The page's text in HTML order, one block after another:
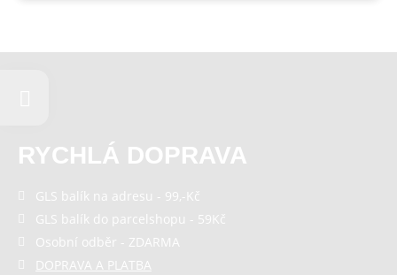
RYCHLÁ DOPRAVA
GLS balík na adresu - 99,-Kč
GLS balík do parcelshopu - 59Kč
Osobní odběr - ZDARMA
DOPRAVA A PLATBA
Přijmout všechna cookies
této části spadají analytická a marketingová cookies.